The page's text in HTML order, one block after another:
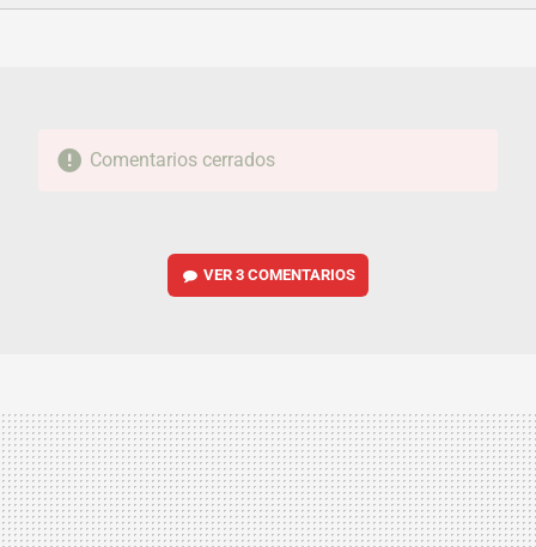
FACEBOOKTWITTERFLIPBOARD
E-
WHATSAPP
Comentarios cerrados
VER3 COMENTARIOS